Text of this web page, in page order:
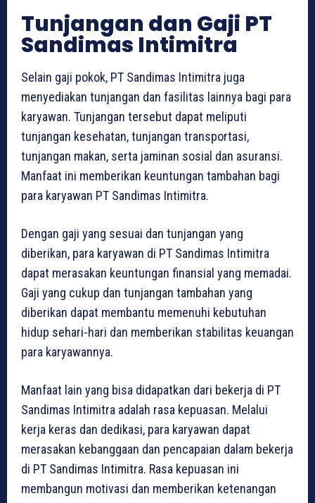
Tunjangan dan Gaji PT
Sandimas Intimitra
Selain gaji pokok, PT Sandimas Intimitra juga
menyediakan tunjangan dan fasilitas lainnya bagi para
karyawan. Tunjangan tersebut dapat meliputi
tunjangan kesehatan, tunjangan transportasi,
tunjangan makan, serta jaminan sosial dan asuransi.
Manfaat ini memberikan keuntungan tambahan bagi
para karyawan PT Sandimas Intimitra.
Dengan gaji yang sesuai dan tunjangan yang
diberikan, para karyawan di PT Sandimas Intimitra
dapat merasakan keuntungan finansial yang memadai.
Gaji yang cukup dan tunjangan tambahan yang
diberikan dapat membantu memenuhi kebutuhan
hidup sehari-hari dan memberikan stabilitas keuangan
para karyawannya.
Manfaat lain yang bisa didapatkan dari bekerja di PT
Sandimas Intimitra adalah rasa kepuasan. Melalui
kerja keras dan dedikasi, para karyawan dapat
merasakan kebanggaan dan pencapaian dalam bekerja
di PT Sandimas Intimitra. Rasa kepuasan ini
membangun motivasi dan memberikan ketenangan